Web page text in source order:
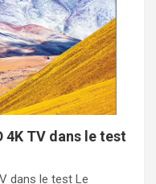
4K TV dans le test
dans le test Le